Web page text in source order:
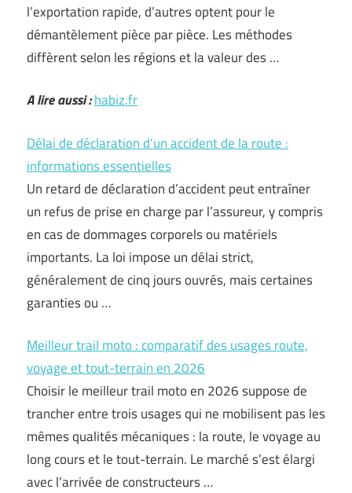
l’exportation rapide, d’autres optent pour le
démantèlement pièce par pièce. Les méthodes
diffèrent selon les régions et la valeur des …
A lire aussi :habiz.fr
Délai de déclaration d’un accident de la route :
informations essentielles
Un retard de déclaration d’accident peut entraîner
un refus de prise en charge par l’assureur, y compris
en cas de dommages corporels ou matériels
importants. La loi impose un délai strict,
généralement de cinq jours ouvrés, mais certaines
garanties ou …
Meilleur trail moto : comparatif des usages route,
voyage et tout-terrain en 2026
Choisir le meilleur trail moto en 2026 suppose de
trancher entre trois usages qui ne mobilisent pas les
mêmes qualités mécaniques : la route, le voyage au
long cours et le tout-terrain. Le marché s’est élargi
avec l’arrivée de constructeurs …